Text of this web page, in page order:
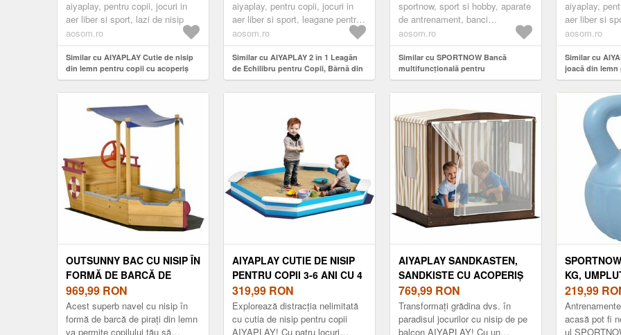
VERDE | AOSOM ROMANIA
apă, două compartimente de
depozitare și scaune practice.
De...
aiyaplay, pentru copii, jocuri in
aer liber si sport, lazi de nisip
aosom.ro
Similar cu AIYAPLAY Cutie de nisip
din lemn pentru copii cu acoperiş
cutie pentru copii cu 2 scaune 2 cutii
robinet pâlnie 116x112, 5x128 cm
încăpere într-un loc de joacă
stimulativ. Cu desi...
aiyaplay, pentru copii, jocuri in
aer liber si sport, leagane pentru
copii
aosom.ro
Similar cu AIYAPLAY 2 în 1 Leagăn
de Echilibru pentru Copii, Bârnă din
Lemn, Leagăn 133 x 38 x 24 cm |
Aosom Romania
ȘI ALB | AOSOM ROMANIA
pentru diverse exerciții, include
corzi de rezistență și bară de ...
sportnow, sport si hobby, aparate
de antrenament, banci
multifunctionale
aosom.ro
Similar cu SPORTNOW Bancă
multifuncțională pentru
antrenament, bancă plată reglabilă
cu șezut pe 3 nivele, 141 x 52 x 54-71
AOSOM
vopsită cu o
apă, cu
aiyaplay,
aer liber si
copii
aosom.ro
Similar cu
joacă din lemn
ușă 3 ferestre
copii 3-8 ani
Maro | Aosom
OUTSUNNY BAC CU NISIP ÎN
FORMĂ DE BARCĂ DE
PIRAȚI DIN LEMN, PÂNZĂ
DE UMBRIRE, CUFĂR DE
DEPOZITARE, TIMON, LEMN
969,99 RON
Acest superb navel cu nisip în
formă de barcă de pirați din lemn
va permite copilului tău să
AIYAPLAY CUTIE DE NISIP
PENTRU COPII 3-6 ANI CU 4
LOCURI DE ȘEZUT ÎN
COLȚURI, 133X133X16 CM,
ALBASTRU | AOSOM
319,99 RON
Explorează distracția nelimitată
cu cutia de nisip pentru copii
AIYAPLAY! Cu patru locuri
AIYAPLAY SANDKASTEN,
SANDKISTE CU ACOPERIȘ
ȘI UȘĂ DE PLASĂ, BĂNCI,
PROTECȚIE PENTRU
PODEA, MARO | AOSOM
769,99 RON
Transformați grădina dvs. în
paradisul jocurilor cu nisip de pe
balcon AIYAPLAY! Cu un
KG,
PENTRU
ACASĂ, 17
219,99
acasă pot fi
ul